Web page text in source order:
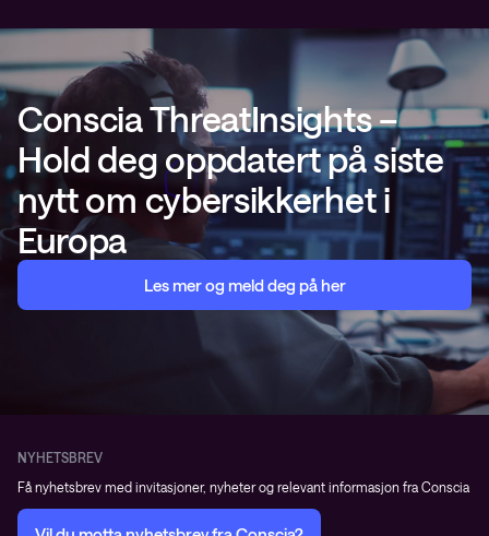
Conscia ThreatInsights –
Hold deg oppdatert på siste
nytt om cybersikkerhet i
Europa
Les mer og meld deg på her
NYHETSBREV
Få nyhetsbrev med invitasjoner, nyheter og relevant informasjon fra Conscia